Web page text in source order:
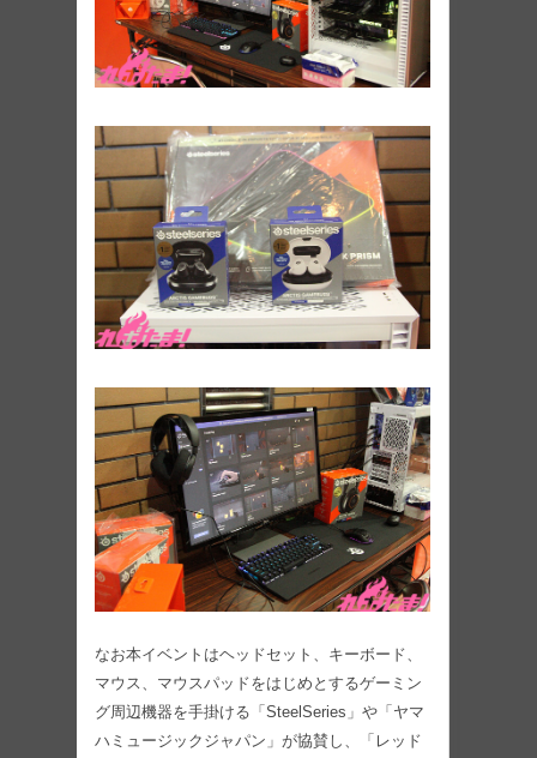
なお本イベントはヘッドセット、キーボード、
マウス、マウスパッドをはじめとするゲーミン
グ周辺機器を手掛ける「SteelSeries」や「ヤマ
ハミュージックジャパン」が協賛し、「レッド